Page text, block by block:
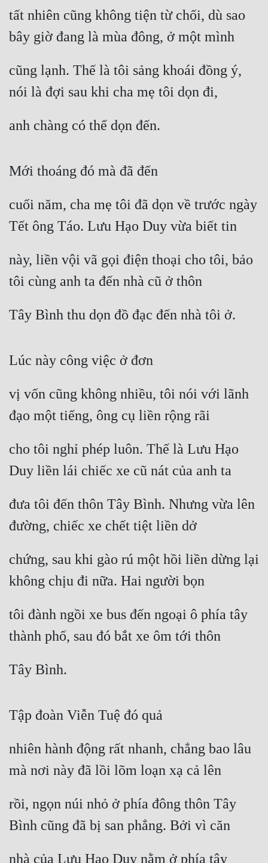
tất nhiên cũng không tiện từ chối, dù sao
bây giờ đang là mùa đông, ở một mình
cũng lạnh. Thế là tôi sảng khoái đồng ý,
nói là đợi sau khi cha mẹ tôi dọn đi,
anh chàng có thể dọn đến.
Mới thoáng đó mà đã đến
cuối năm, cha mẹ tôi đã dọn về trước ngày
Tết ông Táo. Lưu Hạo Duy vừa biết tin
này, liền vội vã gọi điện thoại cho tôi, bảo
tôi cùng anh ta đến nhà cũ ở thôn
Tây Bình thu dọn đồ đạc đến nhà tôi ở.
Lúc này công việc ở đơn
vị vốn cũng không nhiều, tôi nói với lãnh
đạo một tiếng, ông cụ liền rộng rãi
cho tôi nghỉ phép luôn. Thế là Lưu Hạo
Duy liền lái chiếc xe cũ nát của anh ta
đưa tôi đến thôn Tây Bình. Nhưng vừa lên
đường, chiếc xe chết tiệt liền dở
chứng, sau khi gào rú một hồi liền dừng lại
không chịu đi nữa. Hai người bọn
tôi đành ngồi xe bus đến ngoại ô phía tây
thành phố, sau đó bắt xe ôm tới thôn
Tây Bình.
Tập đoàn Viễn Tuệ đó quả
nhiên hành động rất nhanh, chẳng bao lâu
mà nơi này đã lồi lõm loạn xạ cả lên
rồi, ngọn núi nhỏ ở phía đông thôn Tây
Bình cũng đã bị san phẳng. Bởi vì căn
nhà của Lưu Hạo Duy nằm ở phía tây